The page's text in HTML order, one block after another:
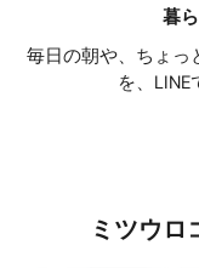
暮
毎日の朝や、ちょっ
を、LINE
ミツウロ